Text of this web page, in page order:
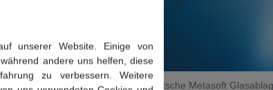
Metasoft Glasablage
Dietsche Metasoft
unserer Website. Einige von
andere uns helfen, diese
zu verbessern. Weitere